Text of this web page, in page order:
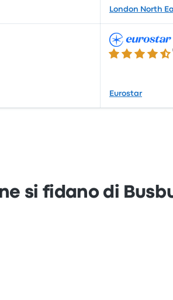
London North
4.3 su 5 stelle
Eurostar
si fidano di